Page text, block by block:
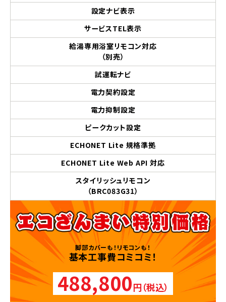
設定ナビ表示
サービスTEL表示
給湯専用浴室リモコン対応
（別売）
試運転ナビ
電力契約設定
電力抑制設定
ピークカット設定
ECHONET Lite 規格準拠
ECHONET Lite Web API 対応
スタイリッシュリモコン
（BRC083G31）
脚部カバーも！リモコンも！
基本工事費コミコミ！
488,800円（税込）